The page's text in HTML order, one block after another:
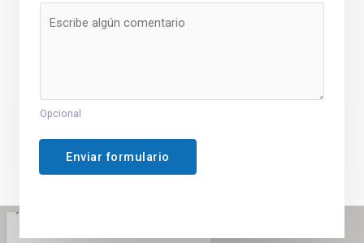
Opcional
Enviar formulario